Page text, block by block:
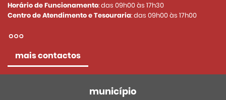
Horário de Funcionamento: das 09h00 às 17h30
Centro de Atendimento e Tesouraria: das 09h00 às 17h00
mais contactos
município